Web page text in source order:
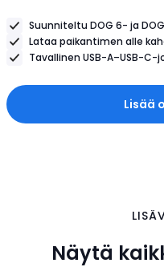
$9.99Suunniteltu DOG 6- ja
Lataa paikantimen alle
Tavallinen USB-A–USB-C-
Lisää
Näytä